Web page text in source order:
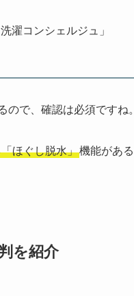
濯コンシェルジュ」
で、確認は必須ですね。
ほぐし脱水」機能があ
を紹介